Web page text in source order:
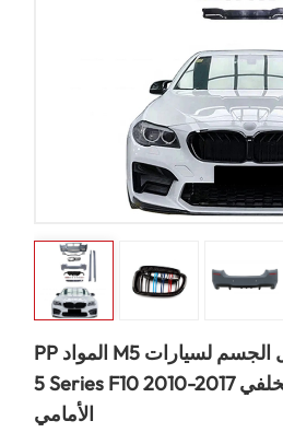
PP المواد M5 نمط طقم كامل الجسم لسيارات BMW
5 Series F10 2010-2017 ترقية شبكة المصد الخلفي
الأمامي